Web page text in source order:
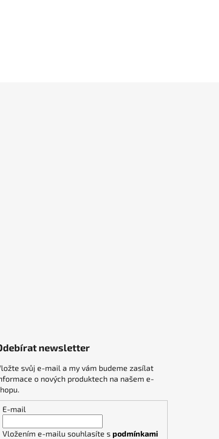
newsletter
svůj e-mail a my vám budeme zasílat
o nových produktech na našem e-
E-mail
Vložením e-mailu souhlasíte s podmínkami